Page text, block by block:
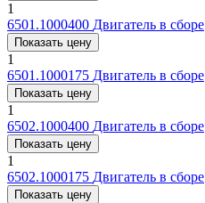
1
6501.1000400 Двигатель в сборе
Показать цену
1
6501.1000175 Двигатель в сборе
Показать цену
1
6502.1000400 Двигатель в сборе
Показать цену
1
6502.1000175 Двигатель в сборе
Показать цену